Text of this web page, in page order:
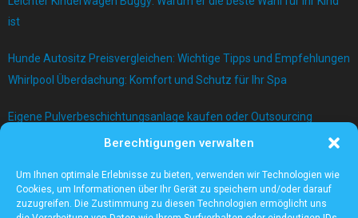
Berechtigungen verwalten
Um Ihnen optimale Erlebnisse zu bieten, verwenden wir Technologien wie
Cookies, um Informationen über Ihr Gerät zu speichern und/oder darauf
zuzugreifen. Die Zustimmung zu diesen Technologien ermöglicht uns
ist
Hunde Autositz Preisvergleichen: Wichtige Tipps und Empfehlungen
Whirlpool Überdachung: Komfort und Schutz für Ihr Spa
Eigene Pulverbeschichtungsanlage kaufen oder Outsourcing
Bau einer Mauer mit Betonblock